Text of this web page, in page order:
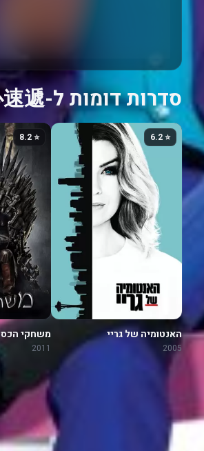
סדרות דומות ל-愛·回家之開心速遞
⭐ 6.2
האנטומיה של גריי
2005
⭐ 8.2
משחקי הכס
2011